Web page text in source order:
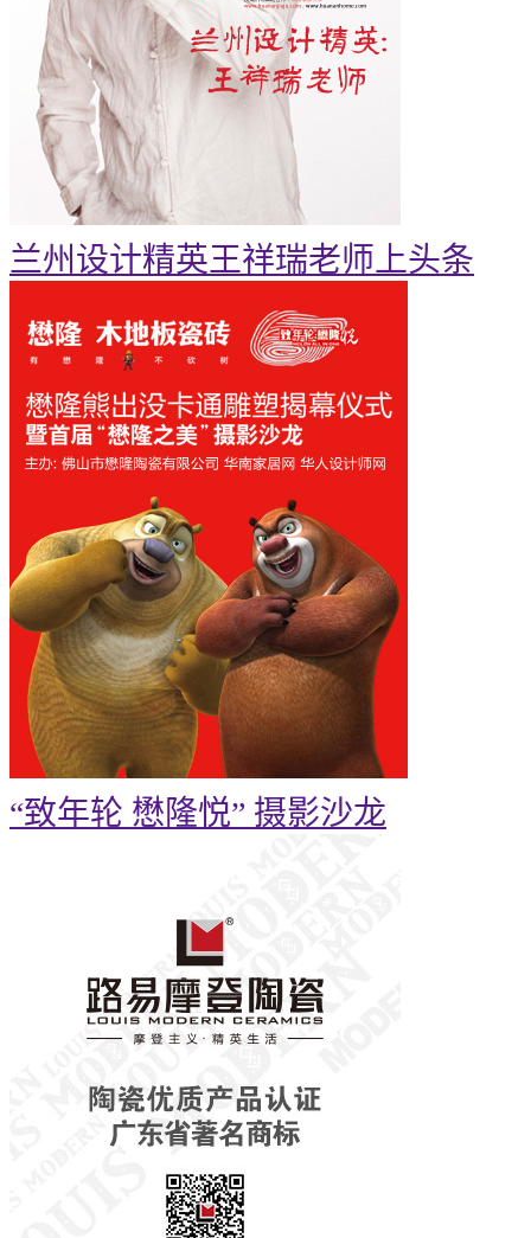
兰州设计精英王祥瑞老师上头条
“致年轮 懋隆悦” 摄影沙龙